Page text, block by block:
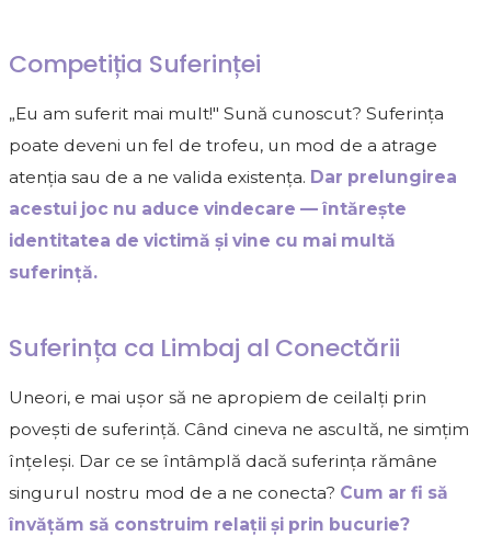
Competiția Suferinței
„Eu am suferit mai mult!" Sună cunoscut? Suferința
poate deveni un fel de trofeu, un mod de a atrage
atenția sau de a ne valida existența. Dar prelungirea
acestui joc nu aduce vindecare — întărește
identitatea de victimă și vine cu mai multă
suferință.
Suferința ca Limbaj al Conectării
Uneori, e mai ușor să ne apropiem de ceilalți prin
povești de suferință. Când cineva ne ascultă, ne simțim
înțeleși. Dar ce se întâmplă dacă suferința rămâne
singurul nostru mod de a ne conecta? Cum ar fi să
învățăm să construim relații și prin bucurie?